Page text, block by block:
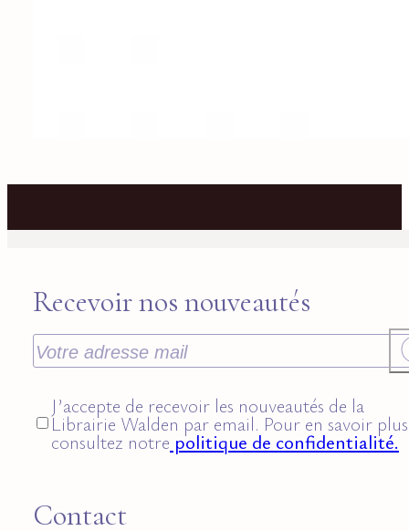
Recevoir nos nouveautés
J’accepte de recevoir les nouveautés de la
Librairie Walden par email. Pour en savoir
consultez notre politique de confidentialité.
Contact